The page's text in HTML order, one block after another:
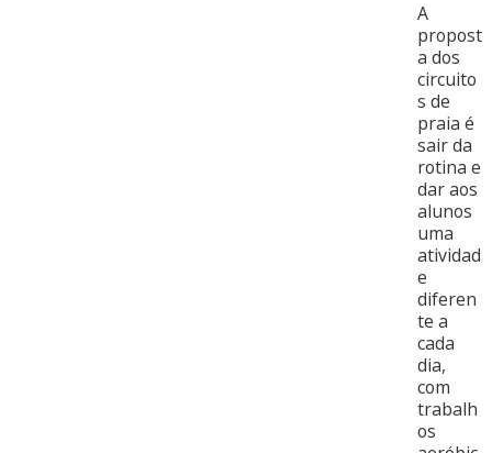
A
propost
a dos
circuito
s de
praia é
sair da
rotina e
dar aos
alunos
uma
atividad
e
diferen
te a
cada
dia,
com
trabalh
os